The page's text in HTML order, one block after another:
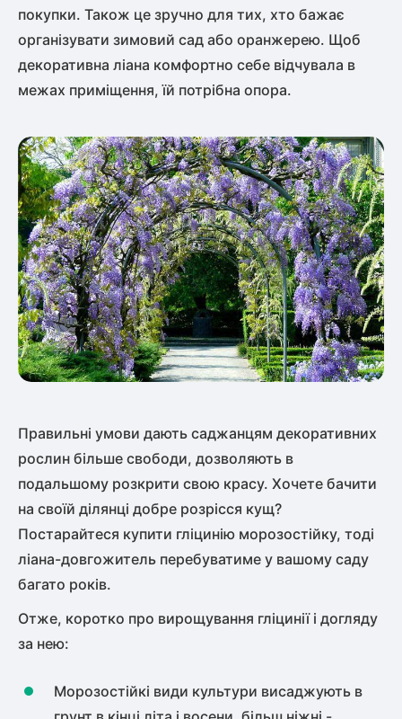
покупки. Також це зручно для тих, хто бажає
організувати зимовий сад або оранжерею. Щоб
декоративна ліана комфортно себе відчувала в
межах приміщення, їй потрібна опора.
Правильні умови дають саджанцям декоративних
рослин більше свободи, дозволяють в
подальшому розкрити свою красу. Хочете бачити
на своїй ділянці добре розрісся кущ?
Постарайтеся купити гліцинію морозостійку, тоді
ліана-довгожитель перебуватиме у вашому саду
багато років.
Отже, коротко про вирощування гліцинії і догляду
за нею:
Морозостійкі види культури висаджують в